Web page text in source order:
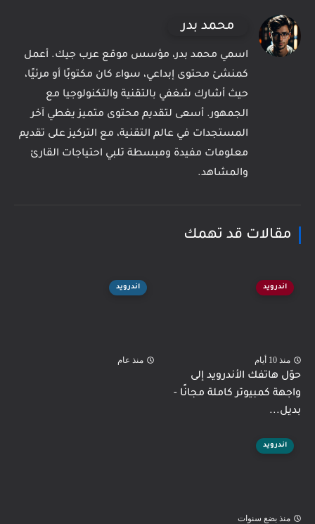
محمد بدر
اسمي محمد بدر، مؤسس موقع عرب جيك. أعمل
كمنشئ محتوى إبداعي، سواء كان مكتوبًا أو مرئيًا،
حيث أشارك شغفي بالتقنية والتكنولوجيا مع
الجمهور. أسعى لتقديم محتوى متميز يغطي آخر
المستجدات في عالم التقنية، مع التركيز على تقديم
معلومات مفيدة ومبسطة تلبي احتياجات القارئ
والمشاهد.
مقالات قد تهمك
اندرويد
منذ 10 أيام
حوّل هاتفك الأندرويد إلى
واجهة كمبيوتر كاملة مجانًا -
بديل...
اندرويد
منذ عام
اندرويد
منذ بضع سنوات